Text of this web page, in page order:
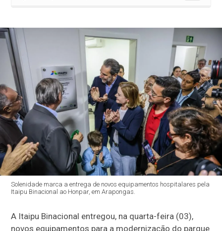
Solenidade marca a entrega de novos equipamentos hospitalares pela
Itaipu Binacional ao Honpar, em Arapongas.
A Itaipu Binacional entregou, na quarta-feira (03),
novos equipamentos para a modernização do parque